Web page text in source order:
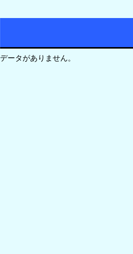
データがありません。